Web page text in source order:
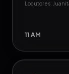
Locutores:
11 AM